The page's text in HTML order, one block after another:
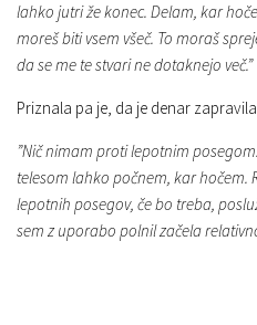
lahko jutri že konec. Delam, kar
moreš biti vsem všeč. To moraš
da se me te stvari ne dotaknejo več.”
Priznala pa je, da je denar
”Nič nimam proti lepotnim
telesom lahko počnem, kar hočem.
lepotnih posegov, če bo treba,
sem z uporabo polnil začela